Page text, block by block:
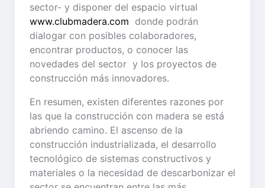
sector- y disponer del espacio virtual
www.clubmadera.com donde podrán
dialogar con posibles colaboradores,
encontrar productos, o conocer las
novedades del sector y los proyectos de
construcción más innovadores.
En resumen, existen diferentes razones por
las que la construcción con madera se está
abriendo camino. El ascenso de la
construcción industrializada, el desarrollo
tecnológico de sistemas constructivos y
materiales o la necesidad de descarbonizar el